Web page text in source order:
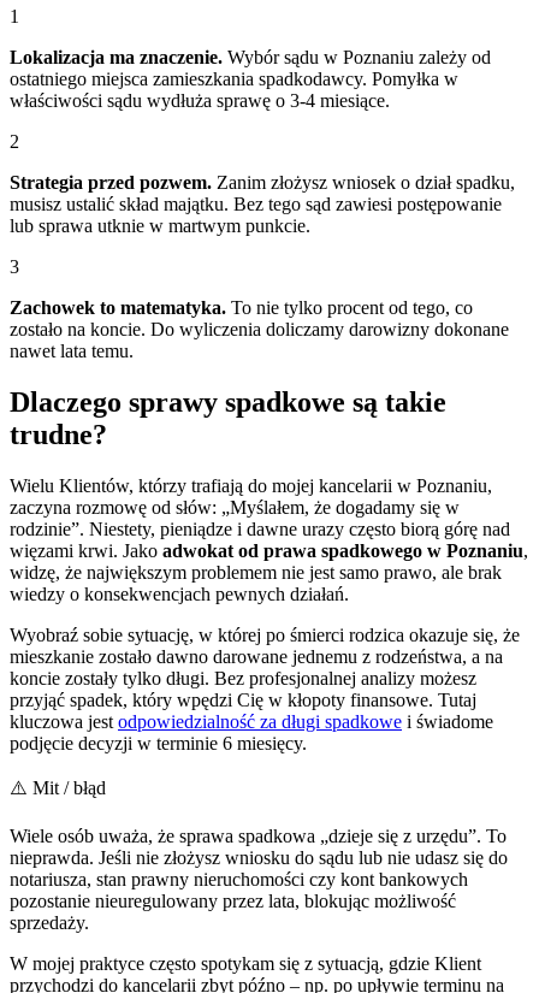
1
Lokalizacja ma znaczenie. Wybór sądu w Poznaniu zależy od
ostatniego miejsca zamieszkania spadkodawcy. Pomyłka w
właściwości sądu wydłuża sprawę o 3-4 miesiące.
2
Strategia przed pozwem. Zanim złożysz wniosek o dział spadku,
musisz ustalić skład majątku. Bez tego sąd zawiesi postępowanie
lub sprawa utknie w martwym punkcie.
3
Zachowek to matematyka. To nie tylko procent od tego, co
zostało na koncie. Do wyliczenia doliczamy darowizny dokonane
nawet lata temu.
Dlaczego sprawy spadkowe są takie
trudne?
Wielu Klientów, którzy trafiają do mojej kancelarii w Poznaniu,
zaczyna rozmowę od słów: „Myślałem, że dogadamy się w
rodzinie”. Niestety, pieniądze i dawne urazy często biorą górę nad
więzami krwi. Jako adwokat od prawa spadkowego w Poznaniu,
widzę, że największym problemem nie jest samo prawo, ale brak
wiedzy o konsekwencjach pewnych działań.
Wyobraź sobie sytuację, w której po śmierci rodzica okazuje się, że
mieszkanie zostało dawno darowane jednemu z rodzeństwa, a na
koncie zostały tylko długi. Bez profesjonalnej analizy możesz
przyjąć spadek, który wpędzi Cię w kłopoty finansowe. Tutaj
kluczowa jest odpowiedzialność za długi spadkowe i świadome
podjęcie decyzji w terminie 6 miesięcy.
⚠️ Mit / błąd
Wiele osób uważa, że sprawa spadkowa „dzieje się z urzędu”. To
nieprawda. Jeśli nie złożysz wniosku do sądu lub nie udasz się do
notariusza, stan prawny nieruchomości czy kont bankowych
pozostanie nieuregulowany przez lata, blokując możliwość
sprzedaży.
W mojej praktyce często spotykam się z sytuacją, gdzie Klient
przychodzi do kancelarii zbyt późno – np. po upływie terminu na